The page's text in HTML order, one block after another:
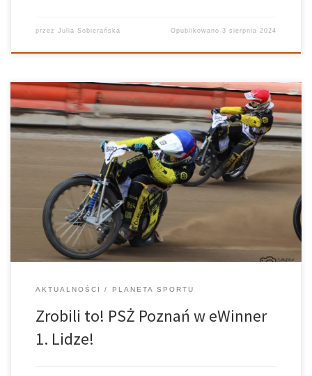
przez Julia Sobierańska Opublikowano3 sierpnia 2024
W niedzielę w Opolu odbyło się rewanżowe spotkanie finału 2.
Ligi Żużlowej. Od początku meczu aż do samego końca wynik był
na styku. Mimo wygranej gospodarzy wynikiem 46:44, to właśnie
SpecHouse PSŻ Poznań awansował do eWinner 1. Ligi. Osłabiony
PSŻ […]
AKTUALNOŚCI PLANETA SPORTU
Zrobili to! PSŻ Poznań w eWinner
1. Lidze!